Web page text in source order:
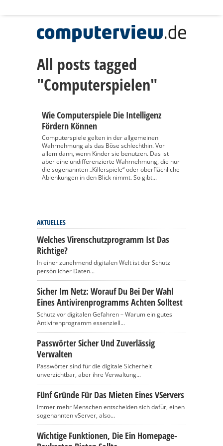
All posts tagged
"Computerspielen"
Wie Computerspiele Die Intelligenz
Fördern Können
Computerspiele gelten in der allgemeinen
Wahrnehmung als das Böse schlechthin. Vor
allem dann, wenn Kinder sie benutzen. Das ist
aber eine undifferenzierte Wahrnehmung, die nur
die sogenannten „Killerspiele“ oder oberflächliche
Ablenkungen in den Blick nimmt. So gibt...
AKTUELLES
Welches Virenschutzprogramm Ist Das
Richtige?
In einer zunehmend digitalen Welt ist der Schutz
persönlicher Daten...
Sicher Im Netz: Worauf Du Bei Der Wahl
Eines Antivirenprogramms Achten Solltest
Schutz vor digitalen Gefahren – Warum ein gutes
Antivirenprogramm essenziell...
Passwörter Sicher Und Zuverlässig
Verwalten
Passwörter sind für die digitale Sicherheit
unverzichtbar, aber ihre Verwaltung...
Fünf Gründe Für Das Mieten Eines VServers
Immer mehr Menschen entscheiden sich dafür, einen
sogenannten vServer, also...
Wichtige Funktionen, Die Ein Homepage-